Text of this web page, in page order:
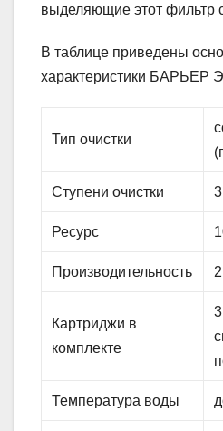
выделяющие этот фильтр
В таблице приведены
характеристики БАРЬЕР
Тип очистки
Ступени очистки 3
Ресурс
Производительность
Картриджи в
комплекте
Температура воды